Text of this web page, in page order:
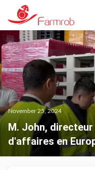
November 25, 2024
M. John,
d'affaires en